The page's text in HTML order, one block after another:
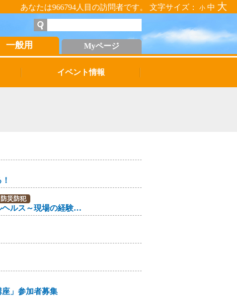
あなたは966794人目の訪問者です。 文字サイズ： 小 中 大
一般用 Myページ
イベント情報
防災防犯
こころの健康セミナー「災害とメンタルヘルス～現場の経験から学ぶこと～」
」参加者募集